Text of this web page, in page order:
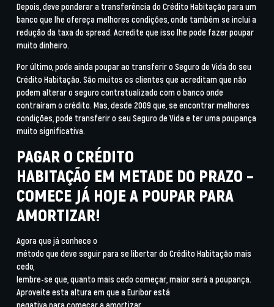
Depois, deve ponderar a transferência do Crédito Habitaçãopara um
banco que lhe ofereça melhores condições, onde também se inclui a
redução da taxa do spread. Acredite que isso lhe pode fazer poupar
muito dinheiro.
Por último, pode ainda poupar ao transferir o Seguro de Vida do seu
Crédito Habitação. São muitos os clientes que acreditam que não
podem alterar o seguro contratualizado com o banco onde
contraíram o crédito. Mas, desde 2009 que, se encontrar melhores
condições, pode transferir o seu Seguro de Vida e ter uma poupança
muito significativa.
PAGAR O CRÉDITO
HABITAÇÃO EM METADE DO PRAZO –
COMECE JÁ HOJE A POUPAR PARA
AMORTIZAR!
Agora que já conhece o
método que deve seguir para se libertar do Crédito Habitação mais
cedo,
lembre-se que, quanto mais cedo começar, maior será a poupança.
Aproveite esta altura em que a Euribor está